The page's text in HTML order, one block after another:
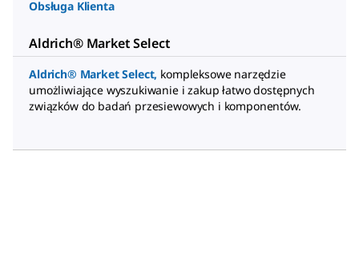
Obsługa Klienta
Aldrich® Market Select
Aldrich® Market Select, kompleksowe narzędzie
umożliwiające wyszukiwanie i zakup łatwo dostępnych
związków do badań przesiewowych i komponentów.